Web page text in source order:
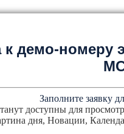
к демо-номеру
Заполните заявку
доступны для
дня, Новации,